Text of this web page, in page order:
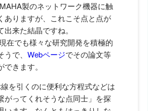
製のネットワーク機器に触
ありますが、これこそ点と点が
来た結晶ですね。
在でも様々な研究開発を積極的
で、 Webページでその論文等
きます。
を引くのに便利な方程式などは
がってくれそうな点同士」を探